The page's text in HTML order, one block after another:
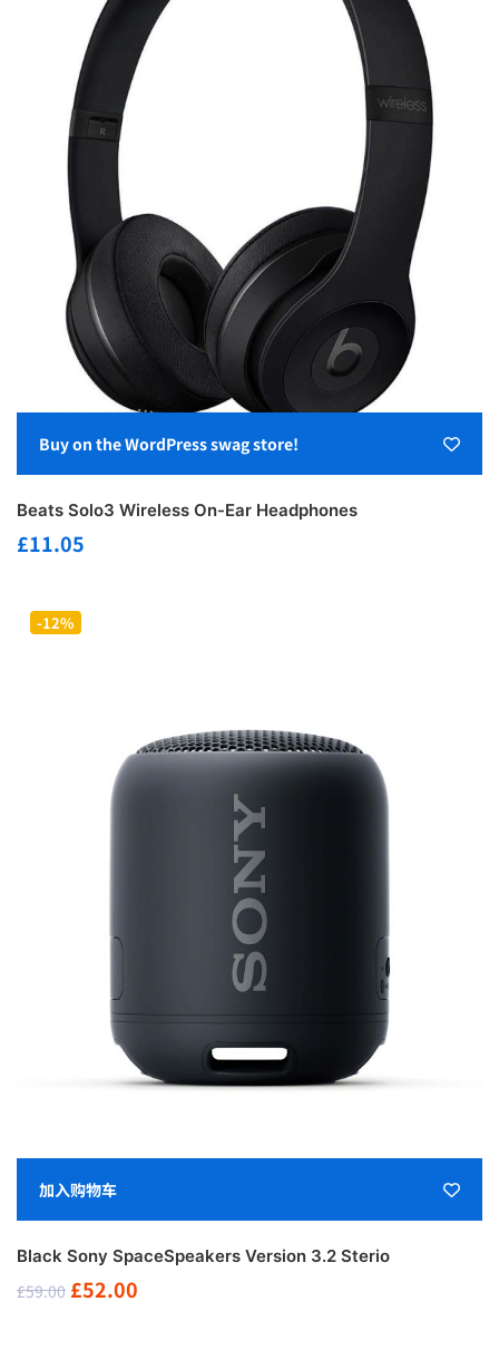
Buy on the WordPress swag store!
Beats Solo3 Wireless On-Ear Headphones
£11.05
-12%
加入购物车
Black Sony SpaceSpeakers Version 3.2 Sterio
£59.00 原
£52.00